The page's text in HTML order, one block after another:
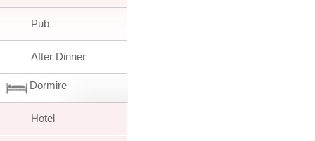
Pub
After Dinner
Dormire
Hotel